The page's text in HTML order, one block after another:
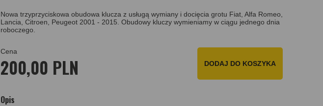
Nowa trzyprzyciskowa obudowa klucza z usługą wymiany i docięcia grotu Fiat, Alfa Romeo,
Lancia, Citroen, Peugeot 2001 - 2015. Obudowy kluczy wymieniamy w ciągu jednego dnia
roboczego.
Cena
200,00 PLN DODAJ DO KOSZYKA
Opis